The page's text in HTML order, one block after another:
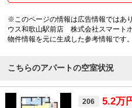
※このページの情報は広告情報ではあ
ウス和歌山駅前店 株式会社スマート
物件情報を元に生成した参考情報です。
こちらのアパートの空室状況
206 5.2万